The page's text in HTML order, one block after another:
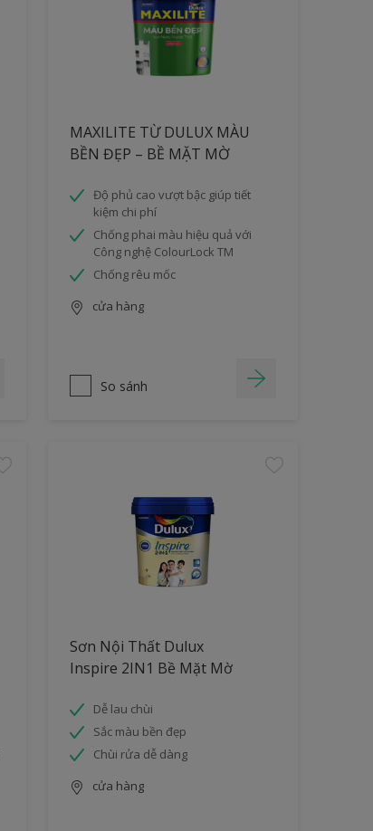
MAXILITE TỪ DULUX MÀU
BỀN ĐẸP – BỀ MẶT MỜ
Độ phủ cao vượt bậc giúp tiết
kiệm chi phí
Chống phai màu hiệu quả với
Công nghệ ColourLock TM
Chống rêu mốc
cửa hàng
So sánh
Sơn Nội Thất Dulux
Inspire 2IN1 Bề Mặt Mờ
Dễ lau chùi
Sắc màu bền đẹp
Chùi rửa dễ dàng
cửa hàng